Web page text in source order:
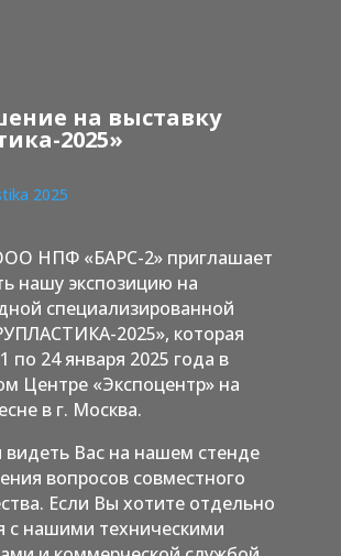
на выставку
2025»
НПФ «БАРС-2» приглашает
нашу экспозицию на
специализированной
2025», которая
по 24 января 2025 года в
Центре «Экспоцентр» на
в г. Москва.
Вас на нашем стенде
вопросов совместного
Если Вы хотите отдельно
с нашими техническими